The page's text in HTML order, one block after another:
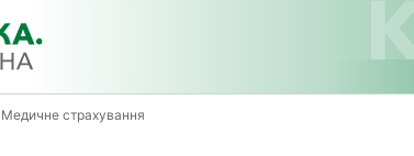
Медичне страхування